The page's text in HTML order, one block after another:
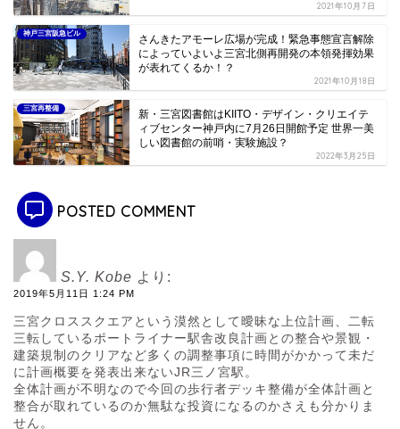
2021年10月7日
神戸三宮阪急ビル
さんきたアモーレ広場が完成！緊急事態宣言解除
によっていよいよ三宮北側再開発の本領発揮効果
が表れてくるか！？
2021年10月18日
三宮再整備
新・三宮図書館はKIITO・デザイン・クリエイテ
ィブセンター神戸内に7月26日開館予定 世界一美
しい図書館の前哨・実験施設？
2022年3月25日
POSTED COMMENT
S.Y. Kobe より:
2019年5月11日 1:24 PM
三宮クロススクエアという漠然として曖昧な上位計画、二転
三転しているポートライナー駅舎改良計画との整合や景観・
建築規制のクリアなど多くの調整事項に時間がかかって未だ
に計画概要を発表出来ないJR三ノ宮駅。
全体計画が不明なので今回の歩行者デッキ整備が全体計画と
整合が取れているのか無駄な投資になるのかさえも分かりま
せん。